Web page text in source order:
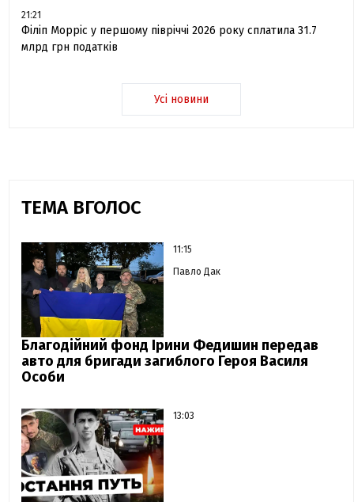
21:21
Філіп Морріс у першому півріччі 2026 року сплатила 31.7
млрд грн податків
Усі новини
ТЕМА ВГОЛОС
11:15
Павло Дак
Благодійний фонд Ірини Федишин передав
авто для бригади загиблого Героя Василя
Особи
13:03